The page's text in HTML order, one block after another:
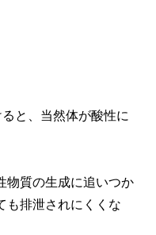
と、当然体が酸性に
物質の生成に追いつか
も排泄されにくくな